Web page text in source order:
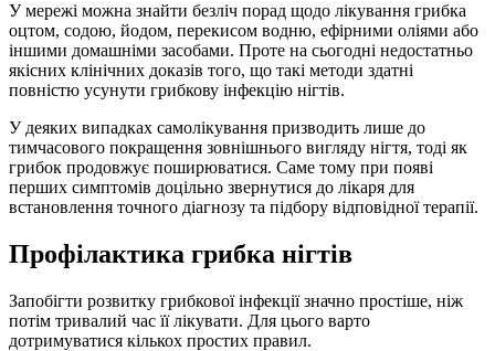
У мережі можна знайти безліч порад щодо лікування грибка
оцтом, содою, йодом, перекисом водню, ефірними оліями або
іншими домашніми засобами. Проте на сьогодні недостатньо
якісних клінічних доказів того, що такі методи здатні
повністю усунути грибкову інфекцію нігтів.
У деяких випадках самолікування призводить лише до
тимчасового покращення зовнішнього вигляду нігтя, тоді як
грибок продовжує поширюватися. Саме тому при появі
перших симптомів доцільно звернутися до лікаря для
встановлення точного діагнозу та підбору відповідної терапії.
Профілактика грибка нігтів
Запобігти розвитку грибкової інфекції значно простіше, ніж
потім тривалий час її лікувати. Для цього варто
дотримуватися кількох простих правил.